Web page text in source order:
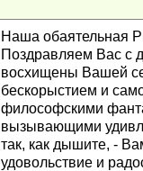
Наша обаятельная
Поздравляем Вас с
восхищены Вашей
бескорыстием и
философскими
вызывающими
так, как дышите, -
удовольствие и